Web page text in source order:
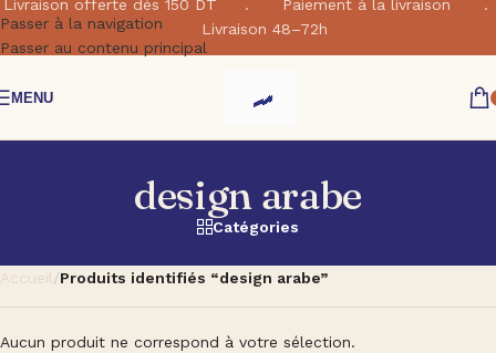
Passer à la navigation
Passer au contenu principal
Livraison offerte dés 150 DT . Paiement à la livraison .
Livraison 48–72h
MENU
design arabe
Catégories
Accueil/Produits identifiés “design arabe”
Aucun produit ne correspond à votre sélection.